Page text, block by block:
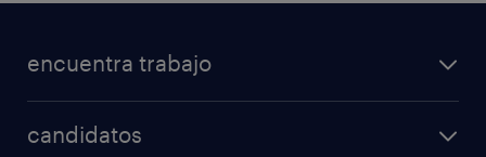
encuentra trabajo
candidatos